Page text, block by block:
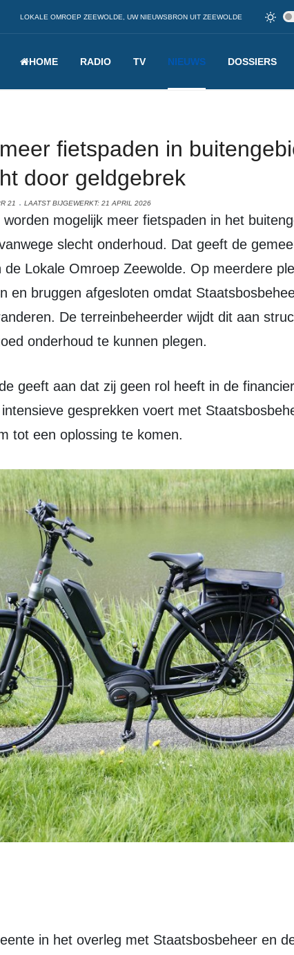
LOKALE OMROEP ZEEWOLDE, UW NIEUWSBRON UIT ZEEWOLDE
HOME RADIO TV NIEUWS DOSSIERS
fietspaden in
door geldgebrek
21 LAATST BIJGEWERKT: 21 APRIL 2026
slecht onderhoud. Dat geeft de
Lokale Omroep Zeewolde. Op meerdere
en bruggen afgesloten omdat
De terreinbeheerder wijdt dit aan
onderhoud te kunnen plegen.
gesprekken voert met
tot een oplossing te komen.